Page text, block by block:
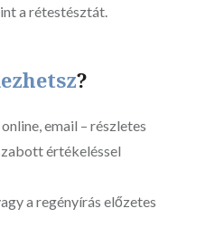
a rétestésztát.
?
email – részletes
értékeléssel
a regényírás előzetes